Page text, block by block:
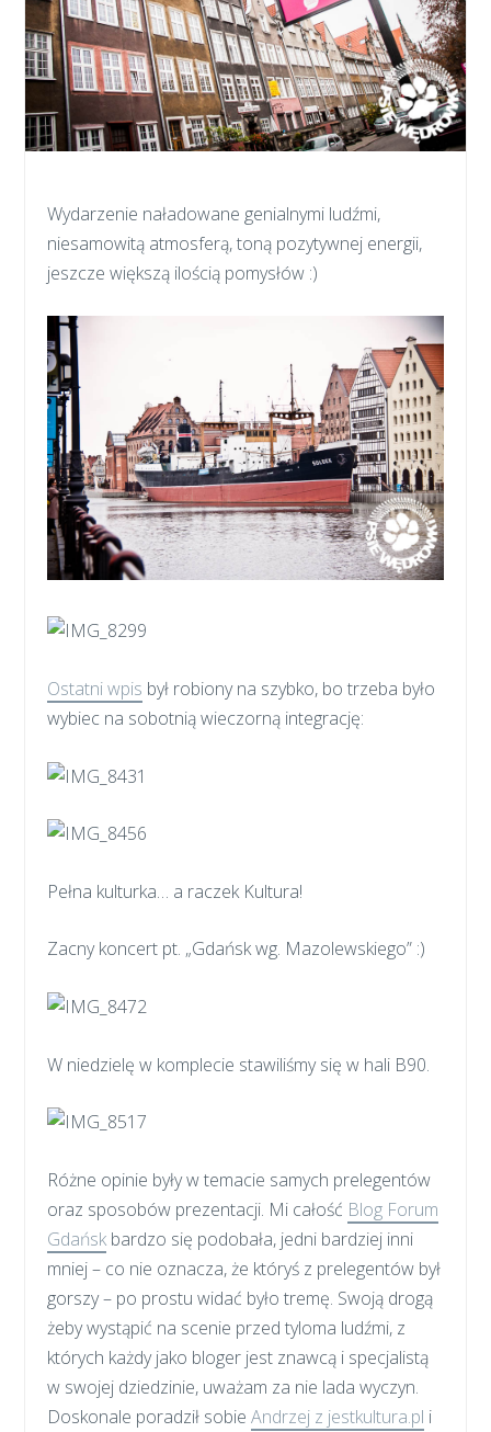
Wydarzenie naładowane genialnymi ludźmi,
niesamowitą atmosferą, toną pozytywnej energii,
jeszcze większą ilością pomysłów :)
Ostatni wpis był robiony na szybko, bo trzeba było
wybiec na sobotnią wieczorną integrację:
Pełna kulturka… a raczek Kultura!
Zacny koncert pt. „Gdańsk wg. Mazolewskiego” :)
W niedzielę w komplecie stawiliśmy się w hali B90.
Różne opinie były w temacie samych prelegentów
oraz sposobów prezentacji. Mi całość Blog Forum
Gdańsk bardzo się podobała, jedni bardziej inni
mniej – co nie oznacza, że któryś z prelegentów był
gorszy – po prostu widać było tremę. Swoją drogą
żeby wystąpić na scenie przed tyloma ludźmi, z
których każdy jako bloger jest znawcą i specjalistą
w swojej dziedzinie, uważam za nie lada wyczyn.
Doskonale poradził sobieAndrzej z jestkultura.pl i